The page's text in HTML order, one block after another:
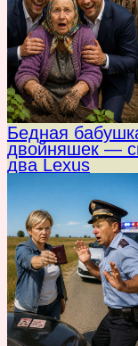
Бедная
двойняшек —
два Lexus